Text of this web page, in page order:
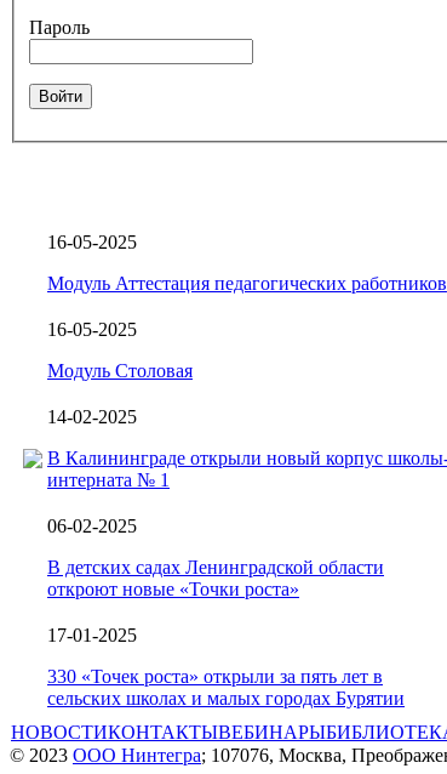
Пароль
Войти
16-05-2025
Модуль Аттестация педагогических работников
16-05-2025
Модуль Столовая
14-02-2025
В Калининграде открыли новый корпус
интерната № 1
06-02-2025
В детских садах Ленинградской области
откроют новые «Точки роста»
17-01-2025
330 «Точек роста» открыли за пять лет в
сельских школах и малых городах Бурятии
НОВОСТИКОНТАКТЫВЕБИНАРЫ
© 2023 ООО Нинтегра; 107076, Москва,